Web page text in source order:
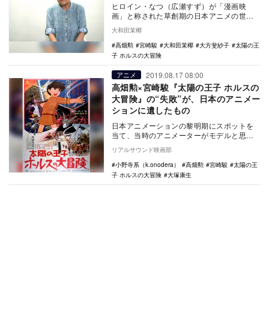
ヒロイン・なつ（広瀬すず）が「漫画映
画」と称された草創期の日本アニメの世界
でアニメーターを目指す姿を描くNHK連続
テレビ小説『な…
大和田茉椰
高畑勲
宮崎駿 大和田茉椰 大方斐紗子
太陽の王
子 ホルスの大冒険
アニメ 2019.08.17 08:00
高畑勲×宮崎駿『太陽の王子 ホルスの
大冒険』の“失敗”が、日本のアニメー
ションに遺したもの
日本アニメーションの黎明期にスポットを
当て、当時のアニメーターがモデルと思わ
れる人々が多数登場するNHK連続テレビ小
説『なつぞら…
リアルサウンド映画部
小野寺系（k.onodera）
高畑勲 宮崎駿
太陽の王
子 ホルスの大冒険
大塚康生